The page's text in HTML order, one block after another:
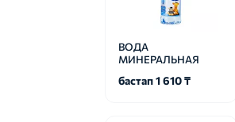
ВОДА
МИНЕРАЛЬНАЯ
бастап 1 610 ₸